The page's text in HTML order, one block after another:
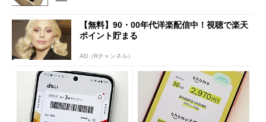
【無料】90・00年代洋楽配信中！視聴で楽天
ポイント貯まる
AD（Rチャンネル）